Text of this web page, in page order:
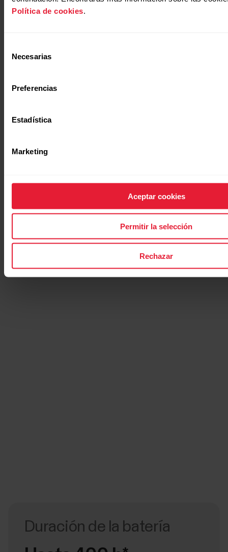
Política de cookies.
Necesarias
Preferencias
Estadística
Marketing
Aceptar cookies
Permitir la selección
Rechazar
Duración de la batería